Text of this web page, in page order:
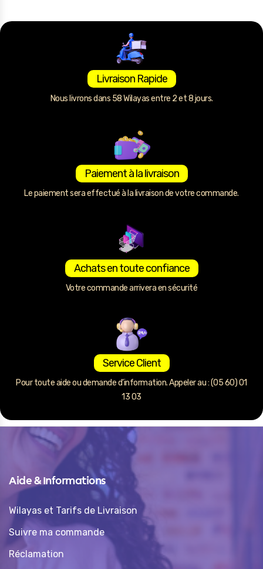
Livraison Rapide
Nous livrons dans 58 Wilayas entre 2 et 8 jours.
Paiement à la livraison
Le paiement sera effectué à la livraison de votre commande.
Achats en toute confiance
Votre commande arrivera en sécurité
Service Client
Pour toute aide ou demande d’information. Appeler au : (05 60) 01
13 03
Aide & Informations
Wilayas et Tarifs de Livraison
Suivre ma commande
Réclamation